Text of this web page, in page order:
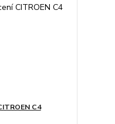
C4